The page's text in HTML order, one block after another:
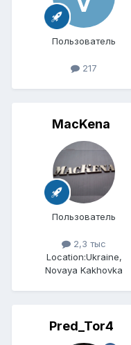
Пользователь
217
MacKena
Пользователь
2,3 тыс
Location:Ukraine,
Novaya Kakhovka
Pred_Tor4